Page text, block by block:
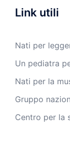
Link utili
Nati per
Un pediatra
Nati per la
Gruppo
Centro per la